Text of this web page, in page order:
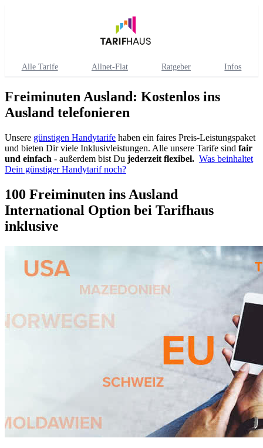
Alle Tarife Allnet-Flat Ratgeber Infos
Freiminuten Ausland: Kostenlos ins
Ausland telefonieren
Unsere günstigen Handytarife haben ein faires Preis-Leistungspaket
und bieten Dir viele Inklusivleistungen. Alle unsere Tarife sind fair
und einfach - außerdem bist Du jederzeit flexibel. Was beinhaltet
Dein günstiger Handytarif noch?
100 Freiminuten ins Ausland
International Option bei Tarifhaus
inklusive